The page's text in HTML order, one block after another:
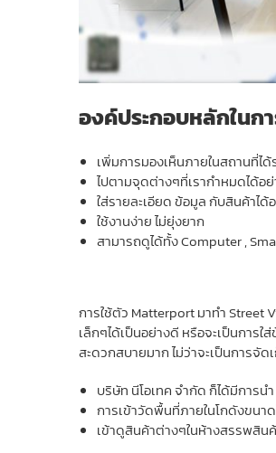
องค์ประกอบหลักในก
เพิ่มการมองเห็นภายในสถานที่ไ
ไปตามจุดต่างๆที่เรากำหมดได้อ
ใส่รายละเอียด ข้อมูล กับสินค้าไ
ใช้งานง่าย ไม่ยุ่งยาก
สามารถดูได้ทั้ง Computer ,
การใช้ตัว Matterport มาทำ Street
เล็กๆได้เป็นอย่างดี หรือจะเป็นการ
สะดวกสบายมาก ไม่ว่าจะเป็นการจั
บริษัท นีโอเทค จำกัด ก็ได้มีการ
การเข้าวัดพื้นที่ภายในโกดังขนา
เข้าดูสินค้าต่างๆในห้างสรรพสิน